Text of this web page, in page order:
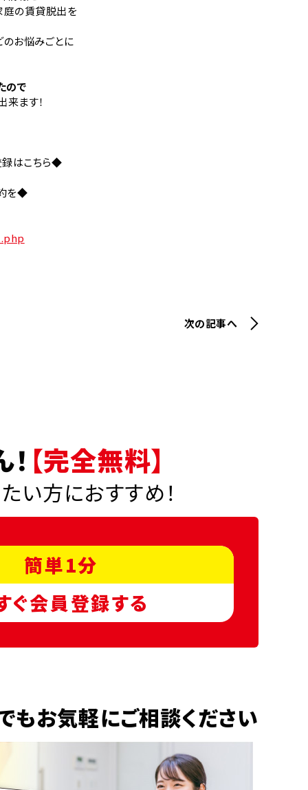
庭の賃貸脱出を
お悩みごとに
ので
ます！
はこちら◆
を◆
次の記事へ
【完全無料】
い方におすすめ！
簡単1分
ぐ会員登録する
もお気軽にご相談ください